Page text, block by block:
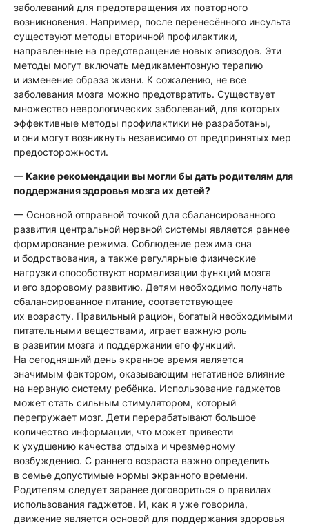
заболеваний для предотвращения их повторного
возникновения. Например, после перенесённого инсульта
существуют методы вторичной профилактики,
направленные на предотвращение новых эпизодов. Эти
методы могут включать медикаментозную терапию
и изменение образа жизни. К сожалению, не все
заболевания мозга можно предотвратить. Существует
множество неврологических заболеваний, для которых
эффективные методы профилактики не разработаны,
и они могут возникнуть независимо от предпринятых мер
предосторожности.
— Какие рекомендации вы могли бы дать родителям для
поддержания здоровья мозга их детей?
— Основной отправной точкой для сбалансированного
развития центральной нервной системы является раннее
формирование режима. Соблюдение режима сна
и бодрствования, а также регулярные физические
нагрузки способствуют нормализации функций мозга
и его здоровому развитию. Детям необходимо получать
сбалансированное питание, соответствующее
их возрасту. Правильный рацион, богатый необходимыми
питательными веществами, играет важную роль
в развитии мозга и поддержании его функций.
На сегодняшний день экранное время является
значимым фактором, оказывающим негативное влияние
на нервную систему ребёнка. Использование гаджетов
может стать сильным стимулятором, который
перегружает мозг. Дети перерабатывают большое
количество информации, что может привести
к ухудшению качества отдыха и чрезмерному
возбуждению. С раннего возраста важно определить
в семье допустимые нормы экранного времени.
Родителям следует заранее договориться о правилах
использования гаджетов. И, как я уже говорила,
движение является основой для поддержания здоровья